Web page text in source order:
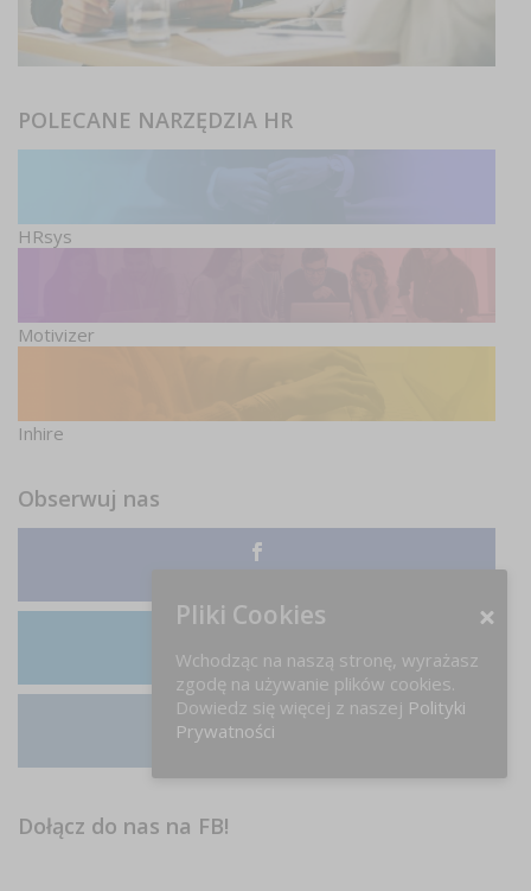
POLECANE NARZĘDZIA HR
HRsys
Motivizer
Inhire
Obserwuj nas
LinkedIn
Dołącz do nas na FB!
Pliki Cookies
Wchodząc na naszą stronę, wyrażasz
zgodę na używanie plików cookies.
Dowiedz się więcej z naszej Polityki
Prywatności